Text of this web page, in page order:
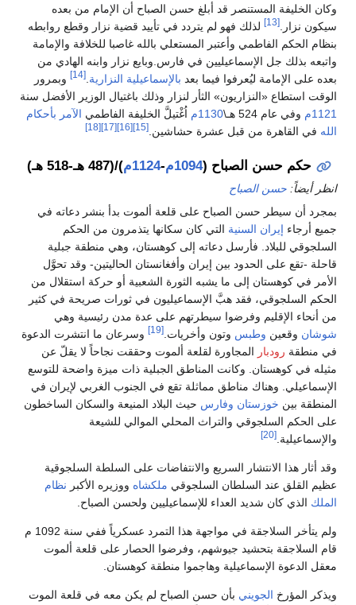
الخليفة المستنصر قد أبلغ حسن الصباح أن الإمام من بعده
نزار. [13]
لذلك فهو لم يتردد في تأييد قضية نزار وقطع روابطه
الحكم الفاطمي وأعتبر المستعلي بالله غاصبا للخلافة والإمامة
بذلك جل الإسماعيليين في فارس.وبايع نزار وابنه الهادي من
على الإمامة ليُعرفوا فيما بعدبالإسماعيلية النزارية.
[14]
وبمرور
استطاع «النزاريون» الثأر لنزار وذلك باغتيال الوزير الأفضل سنة
وفي عام 524 هـ\ 1130م اُغْتيلَّ الخليفة الفاطميالآمر بأحكام
في القاهرة من قبل عشرة حشاشين.[15]
[17]
[18]
حكم حسن الصباح (1094م -1124م )/(487 هـ-518 هـ)
أيضاً:حسن الصباح
أن سيطر حسن الصباح على قلعة ألموت بدأ بنشر دعاته في
أرجاء إيران السنيةالتي كان سكانها يتذمرون من الحكم
للبلاد. فأرسل دعاته إلى كوهستان، وهي منطقة جبلية
-تقع على الحدود بين إيران وأفغانستان الحاليتين- وقد تحوَّل
في كوهستان إلى ما يشبه الثورة الشعبية أو حركة استقلال من
السلجوقي، فقد هبَّ الإسماعيليون في ثورات صريحة في كثير
أنحاء الإقليم وفرضوا سيطرتهم على عدة مدن رئيسية وهي
وقعينوطبسوتون وأخريات.
وسرعان ما انتشرت الدعوة
منطقةرودبار المجاورة لقلعة ألموت وحققت نجاحاً لا يقلّ عن
في كوهستان. وكانت المناطق الجبلية ذات ميزة واضحة للتوسع
وهناك مناطق مماثلة تقع في الجنوب الغربي لإيران في
بين خوزستان وفارسحيث البلاد المنيعة والسكان الساخطون
الحكم السلجوقي والتراث المحلي الموالي للشيعة
أثار هذا الانتشار السريع والانتفاضات على السلطة السلجوقية
القلق عند السلطان السلجوقيملكشاهووزيره الأكبرنظام
الذي كان شديد العداء للإسماعيليين ولحسن الصباح.
ولم يتأخر السلاجقة في مواجهة هذا التمرد عسكرياً ففي سنة 1092 م
السلاجقة بتحشيد جيوشهم، وفرضوا الحصار على قلعة ألموت
الدعوة الإسماعيلية وهاجموا منطقة كوهستان.
المؤرخالجوينيبأن حسن الصباح لم يكن معه في قلعة الموت